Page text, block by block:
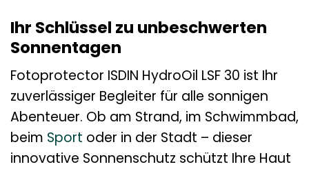
Ihr Schlüssel zu unbeschwerten
Sonnentagen
Fotoprotector ISDIN HydroOil LSF 30 ist Ihr
zuverlässiger Begleiter für alle sonnigen
Abenteuer. Ob am Strand, im Schwimmbad,
beim Sport oder in der Stadt – dieser
innovative Sonnenschutz schützt Ihre Haut